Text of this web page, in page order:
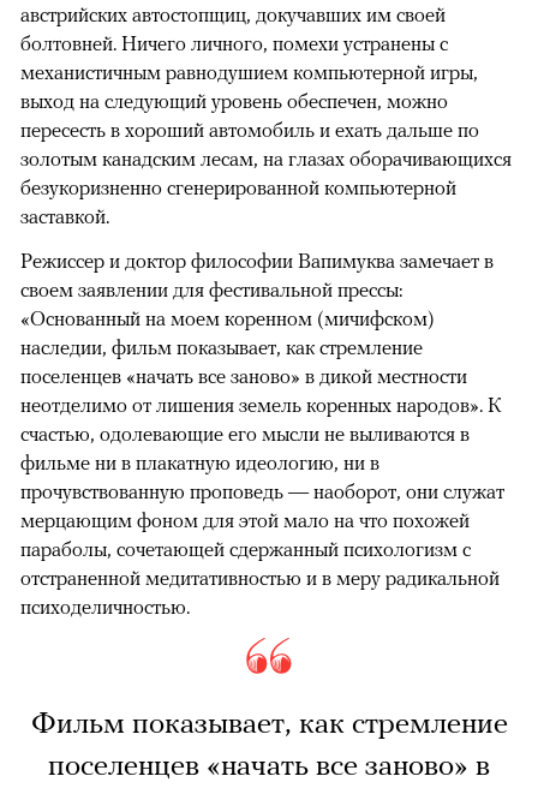
австрийских автостопщиц, докучавших им своей
болтовней. Ничего личного, помехи устранены с
механистичным равнодушием компьютерной игры,
выход на следующий уровень обеспечен, можно
пересесть в хороший автомобиль и ехать дальше по
золотым канадским лесам, на глазах оборачивающихся
безукоризненно сгенерированной компьютерной
заставкой.
Режиссер и доктор философии Вапимуква замечает в
своем заявлении для фестивальной прессы:
«Основанный на моем коренном (мичифском)
наследии, фильм показывает, как стремление
поселенцев «начать все заново» в дикой местности
неотделимо от лишения земель коренных народов». К
счастью, одолевающие его мысли не выливаются в
фильме ни в плакатную идеологию, ни в
прочувствованную проповедь — наоборот, они служат
мерцающим фоном для этой мало на что похожей
параболы, сочетающей сдержанный психологизм с
отстраненной медитативностью и в меру радикальной
психоделичностью.
Фильм показывает, как стремление
поселенцев «начать все заново» в